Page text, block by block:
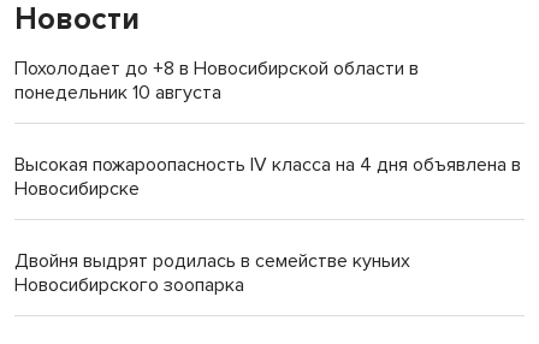
Новости
Похолодает до +8 в Новосибирской области в
понедельник 10 августа
Высокая пожароопасность IV класса на 4 дня объявлена в
Новосибирске
Двойня выдрят родилась в семействе куньих
Новосибирского зоопарка